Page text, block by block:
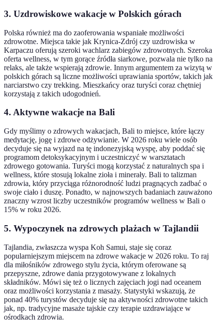
3. Uzdrowiskowe wakacje w Polskich górach
Polska również ma do zaoferowania wspaniałe możliwości
zdrowotne. Miejsca takie jak Krynica-Zdrój czy uzdrowiska w
Karpaczu oferują szeroki wachlarz zabiegów zdrowotnych. Szeroka
oferta wellness, w tym gorące źródła siarkowe, pozwala nie tylko na
relaks, ale także wspierają zdrowie. Innym argumentem za wizytą w
polskich górach są liczne możliwości uprawiania sportów, takich jak
narciarstwo czy trekking. Mieszkańcy oraz turyści coraz chętniej
korzystają z takich udogodnień.
4. Aktywne wakacje na Bali
Gdy myślimy o zdrowych wakacjach, Bali to miejsce, które łączy
medytację, jogę i zdrowe odżywianie. W 2026 roku wiele osób
decyduje się na wyjazd na tę indonezyjską wyspę, aby poddać się
programom detoksykacyjnym i uczestniczyć w warsztatach
zdrowego gotowania. Turyści mogą korzystać z naturalnych spa i
wellness, które stosują lokalne zioła i minerały. Bali to talizman
zdrowia, który przyciąga różnorodność ludzi pragnących zadbać o
swoje ciało i duszę. Ponadto, w najnowszych badaniach zauważono
znaczny wzrost liczby uczestników programów wellness w Bali o
15% w roku 2026.
5. Wypoczynek na zdrowych plażach w Tajlandii
Tajlandia, zwłaszcza wyspa Koh Samui, staje się coraz
popularniejszym miejscem na zdrowe wakacje w 2026 roku. To raj
dla miłośników zdrowego stylu życia, którym oferowane są
przepyszne, zdrowe dania przygotowywane z lokalnych
składników. Mówi się też o licznych zajęciach jogi nad oceanem
oraz możliwości korzystania z masaży. Statystyki wskazują, że
ponad 40% turystów decyduje się na aktywności zdrowotne takich
jak, np. tradycyjne masaże tajskie czy terapie uzdrawiające w
ośrodkach zdrowia.